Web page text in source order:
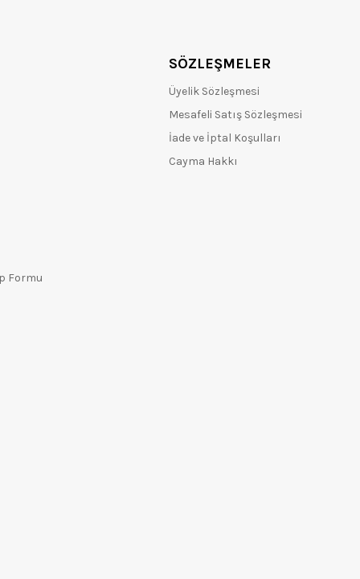
Formu
SÖZLEŞMELER
Üyelik Sözleşmesi
Mesafeli Satış Sözleşmesi
İade ve İptal Koşulları
Cayma Hakkı